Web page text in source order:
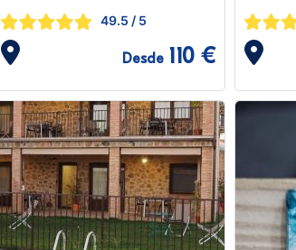
49.5 / 5
Desde 110 €